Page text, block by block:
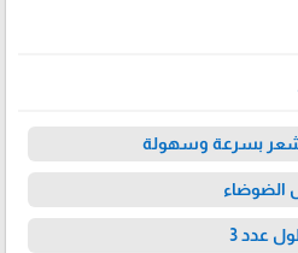
بسرعة وسهولة
الضوضاء
عدد 3